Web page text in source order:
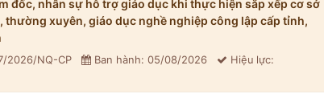
đốc, nhân sự hỗ trợ giáo dục khi thực hiện sắp xếp cơ sở
thường xuyên, giáo dục nghề nghiệp công lập cấp tỉnh,
2026/NQ-CP Ban hành: 05/08/2026 Hiệu lực: